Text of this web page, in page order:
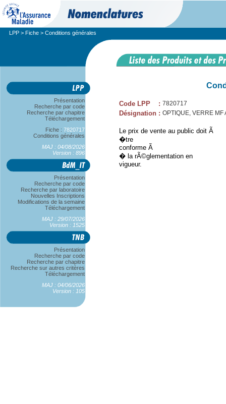
LPP > Fiche > Conditions générales
Présentation
Recherche par code
Recherche par chapitre
Téléchargement
Fiche : 7820717
Conditions générales
MAJ : 04/08/2026
Version : 896
Présentation
Recherche par code
Recherche par laboratoire
Nouvelles Inscriptions
Modifications de la semaine
Téléchargement
MAJ : 29/07/2026
Version : 1525
Présentation
Recherche par code
Recherche par chapitre
Recherche sur autres critères
Téléchargement
MAJ : 04/06/2026
Version : 105
Code LPP : 7820717
Désignation : OPTIQUE, VERRE
Le prix de vente au public doit Ã
�tre
conforme Ã
� la rÃ©glementation en
vigueur.